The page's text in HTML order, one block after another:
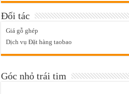
Đối tác
Giá gỗ ghép
Dịch vụ Đặt hàng taobao
Góc nhỏ trái tim